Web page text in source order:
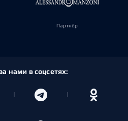
Партнёр
нами в соцсетях: